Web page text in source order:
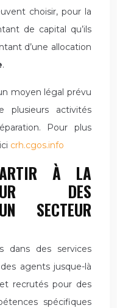
choisir, pour la
de capital qu’ils
d’une allocation
.
moyen légal prévu
activités
Pour plus
crh.cgos.info
À LA
DES
SECTEUR
dans des services
agents jusque-là
recrutés pour des
spécifiques